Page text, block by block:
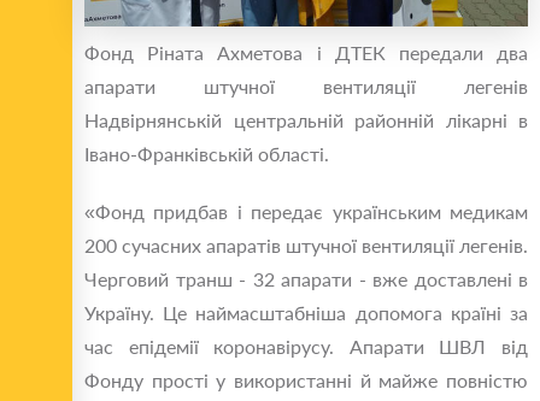
Фонд Ріната Ахметова і ДТЕК передали два
апарати штучної вентиляції легенів
Надвірнянській центральній районній лікарні в
Івано-Франківській області.
«Фонд придбав і передає українським медикам
200 сучасних апаратів штучної вентиляції легенів.
Черговий транш - 32 апарати - вже доставлені в
Україну. Це наймасштабніша допомога країні за
час епідемії коронавірусу. Апарати ШВЛ від
Фонду прості у використанні й майже повністю